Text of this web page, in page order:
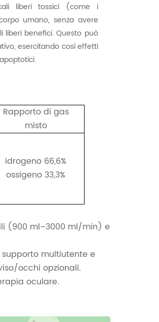
liberi tossici (come i
umano, senza avere
liberi benefici. Questo può
esercitando così effetti
Rapporto di gas
misto
idrogeno 66,6%
ossigeno 33,3%
(900 ml–3000 ml/min) e
multiutente e
occhi opzionali.
oculare.